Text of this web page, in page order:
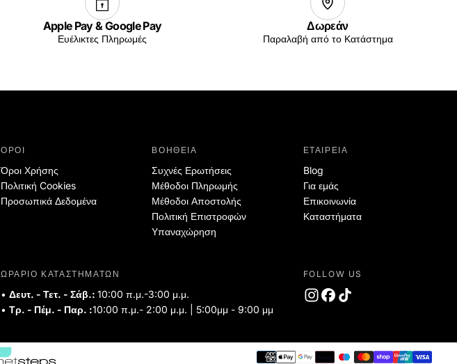
Apple Pay & Google Pay
Ευέλικτες Πληρωμές
Δωρεάν
Παραλαβή από το Κατάστημα
ΟΡΟΙ
Όροι Χρήσης
Πολιτική Cookies
Προσωπικά Δεδομένα
ΒΟΗΘΕΙΑ
Συχνές Ερωτήσεις
Μέθοδοι Πληρωμής
Μέθοδοι Αποστολής
Πολιτική Επιστροφών
Υπαναχώρηση
ΕΤΑΙΡΕΙΑ
Blog
Για εμάς
Επικοινωνία
Καταστήματα
ΩΡΑΡΙΟ ΚΑΤΑΣΤΗΜΑΤΩΝ
• Δευτ. - Τετ. - Σάβ.: 10:00 π.μ.-3:00 μ.μ.
• Τρ. - Πέμ. - Παρ. :10:00 π.μ.- 2:00 μ.μ. | 5:00μμ - 9:00 μμ
FOLLOW US